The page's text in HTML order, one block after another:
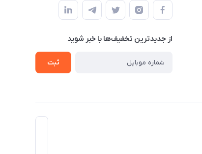
از جدید‌ترین تخفیف‌ها با‌ خبر شوید
ثبت